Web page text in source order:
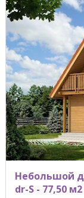
Небольшой
dr-S - 77,50 м2